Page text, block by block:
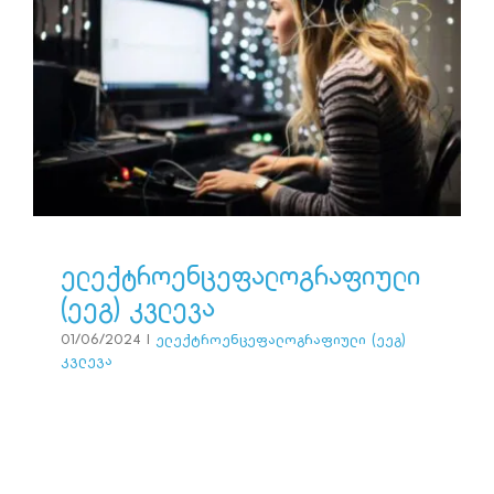
კონტაქტი
(ეეგ) კვლევა
ელექტროენცეფალოგრაფიული (ეეგ) კვლევა
ელექტროენცეფალოგრაფიული
(ეეგ) კვლევა
01/06/2024 | ელექტროენცეფალოგრაფიული (ეეგ)
კვლევა